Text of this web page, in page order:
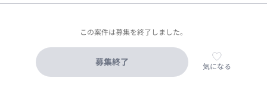
この案件は募集を終了しました。
募集終了 気になる